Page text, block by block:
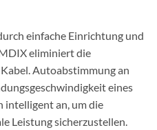
einfache Einrichtung und
eliminiert die
Autoabstimmung an
eines
intelligent an, um die
Leistung sicherzustellen.